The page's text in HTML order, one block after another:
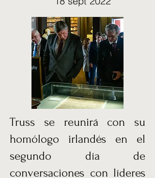
Truss se reunirá con su
homólogo irlandés en el
segundo día de
conversaciones con líderes